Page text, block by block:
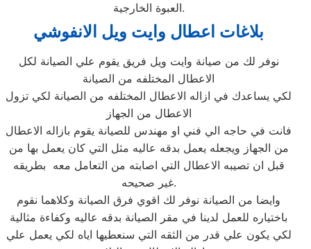
العبوة الخارجية.
بلاغات اعطال وايت ويل الانفوشي
نوفر لك من صيانة وايت ويل فريق يقوم علي الصيانة لكل
الاعطال المختلفه من الصيانة
لكي يساعدك في ازاله الاعطال المختلفه من الصيانة لكي تزول
الاعطال من الجهاز
فانت في حاجه الي فني او مهندس للصيانة يقوم بازاله الاعطال
من الجهاز ويجعله يعمل بدقه عاليه مثل التي كان يعمل بها من
قبل ان تصيبه الاعطال التي اصابته من التعامل معه بطريقه
غير صحيحه.
وايضا من الصيانة نوفر لك اقوي فرق الصيانة وكلاهما نقوم
باختياره للعمل لدينا في مقر الصيانة بدقه عاليه وكفاءة مثالية
لكي يكون علي قدر من الثقه التي سنعطيها اياه لكي يعمل علي